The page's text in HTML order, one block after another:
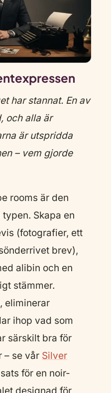
har stannat. En av
och alla är
är utspridda
– vem gjorde
rooms är den
Skapa en
(fotografier, ett
brev),
alibin och en
stämmer.
eliminerar
ihop vad som
särskilt bra för
– se vår Silver
för en noir-